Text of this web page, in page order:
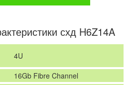
схд H6Z14A
4U
16Gb Fibre Channel